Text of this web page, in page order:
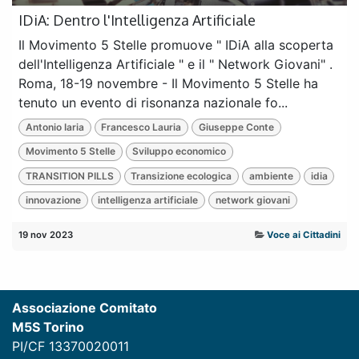
IDiA: Dentro l'Intelligenza Artificiale
Il Movimento 5 Stelle promuove " IDiA alla scoperta
dell'Intelligenza Artificiale " e il " Network Giovani" .
Roma, 18-19 novembre - Il Movimento 5 Stelle ha
tenuto un evento di risonanza nazionale fo...
Antonio Iaria Francesco Lauria Giuseppe Conte
Movimento 5 Stelle Sviluppo economico
TRANSITION PILLS Transizione ecologica ambiente idia
innovazione intelligenza artificiale network giovani
19 nov 2023 Voce ai Cittadini
Associazione Comitato
M5S Torino
PI/CF 13370020011